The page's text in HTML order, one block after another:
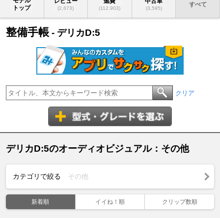
トップ
(2,673) (112,903) (3,595)
すべて
整備手帳 - デリカD:5
クリア
デリカD:5のオーディオビジュアル：その他
カテゴリで絞る その他
新着順 イイね！順 クリップ数順